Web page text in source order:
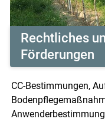
Rechtliches
Förderungen
CC-Bestimmungen,